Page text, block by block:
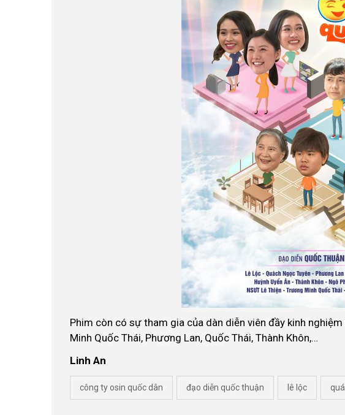
Phim còn có sự tham gia của dàn diễn viên đầy kinh nghiệm
Minh Quốc Thái, Phương Lan, Quốc Thái, Thành Khôn,…
Linh An
công ty osin quốc dân đạo diễn quốc thuận lê lộc